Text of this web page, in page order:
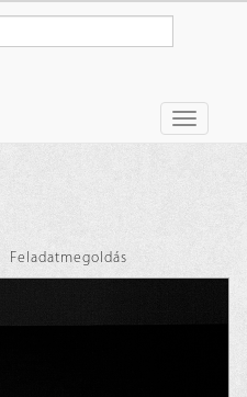
Toggle
Feladatmegoldás